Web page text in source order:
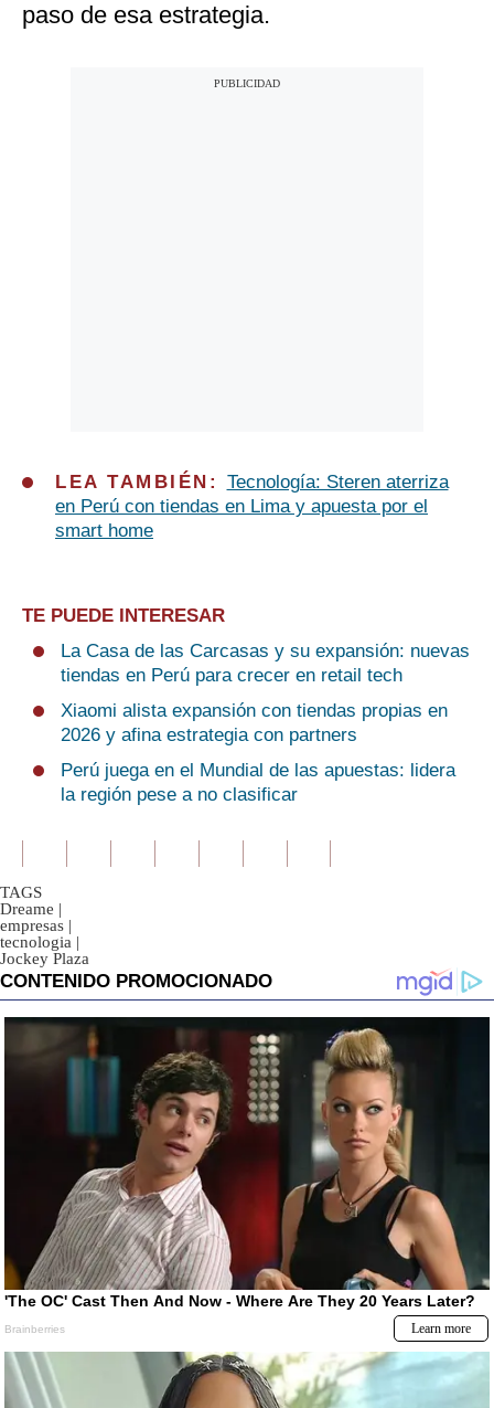
paso de esa estrategia.
LEA TAMBIÉN: Tecnología: Steren aterriza
en Perú con tiendas en Lima y apuesta por el
smart home
TE PUEDE INTERESAR
La Casa de las Carcasas y su expansión: nuevas
tiendas en Perú para crecer en retail tech
Xiaomi alista expansión con tiendas propias en
2026 y afina estrategia con partners
Perú juega en el Mundial de las apuestas: lidera
la región pese a no clasificar
TAGS
Dreame |
empresas |
tecnologia |
Jockey Plaza